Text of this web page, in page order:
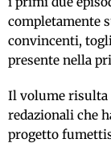
completamente
convincenti,
presente nella
Il volume risulta
redazionali che
progetto